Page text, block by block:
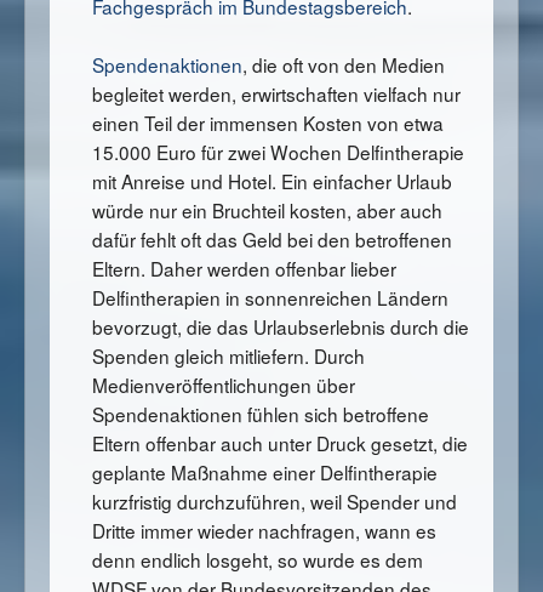
Fachgespräch im Bundestagsbereich.
Spendenaktionen, die oft von den Medien
begleitet werden, erwirtschaften vielfach nur
einen Teil der immensen Kosten von etwa
15.000 Euro für zwei Wochen Delfintherapie
mit Anreise und Hotel. Ein einfacher Urlaub
würde nur ein Bruchteil kosten, aber auch
dafür fehlt oft das Geld bei den betroffenen
Eltern. Daher werden offenbar lieber
Delfintherapien in sonnenreichen Ländern
bevorzugt, die das Urlaubserlebnis durch die
Spenden gleich mitliefern. Durch
Medienveröffentlichungen über
Spendenaktionen fühlen sich betroffene
Eltern offenbar auch unter Druck gesetzt, die
geplante Maßnahme einer Delfintherapie
kurzfristig durchzuführen, weil Spender und
Dritte immer wieder nachfragen, wann es
denn endlich losgeht, so wurde es dem